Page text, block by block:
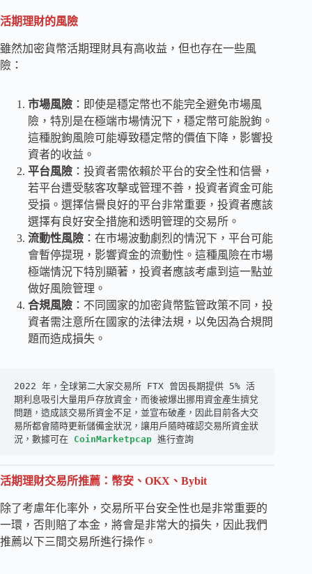
活期理財的風險
雖然加密貨幣活期理財具有高收益，但也存在一些風
險：
市場風險 ：即使是穩定幣也不能完全避免市場風
險，特別是在極端市場情況下，穩定幣可能脫鉤。
這種脫鉤風險可能導致穩定幣的價值下降，影響投
資者的收益。
平台風險 ：投資者需依賴於平台的安全性和信譽，
若平台遭受駭客攻擊或管理不善，投資者資金可能
受損。選擇信譽良好的平台非常重要，投資者應該
選擇有良好安全措施和透明管理的交易所。
流動性風險 ：在市場波動劇烈的情況下，平台可能
會暫停提現，影響資金的流動性。這種風險在市場
極端情況下特別顯著，投資者應該考慮到這一點並
做好風險管理。
合規風險 ：不同國家的加密貨幣監管政策不同，投
資者需注意所在國家的法律法規，以免因為合規問
題而造成損失。
2022 年，全球第二大家交易所 FTX 曾因長期提供 5% 活
期利息吸引大量用戶存放資金，而後被爆出挪用資金產生擠兌
問題，造成該交易所資金不足，並宣布破產，因此目前各大交
易所都會隨時更新儲備金狀況，讓用戶隨時確認交易所資金狀
況，數據可在 CoinMarketpcap 進行查詢
活期理財交易所推薦：幣安、OKX、Bybit
除了考慮年化率外，交易所平台安全性也是非常重要的
一環，否則賠了本金，將會是非常大的損失，因此我們
推薦以下三間交易所進行操作。